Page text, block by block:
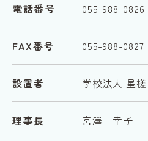
電話番号 055-988-0826
FAX番号 055-988-0827
設置者 学校法人 星
理事長 宮澤 幸子